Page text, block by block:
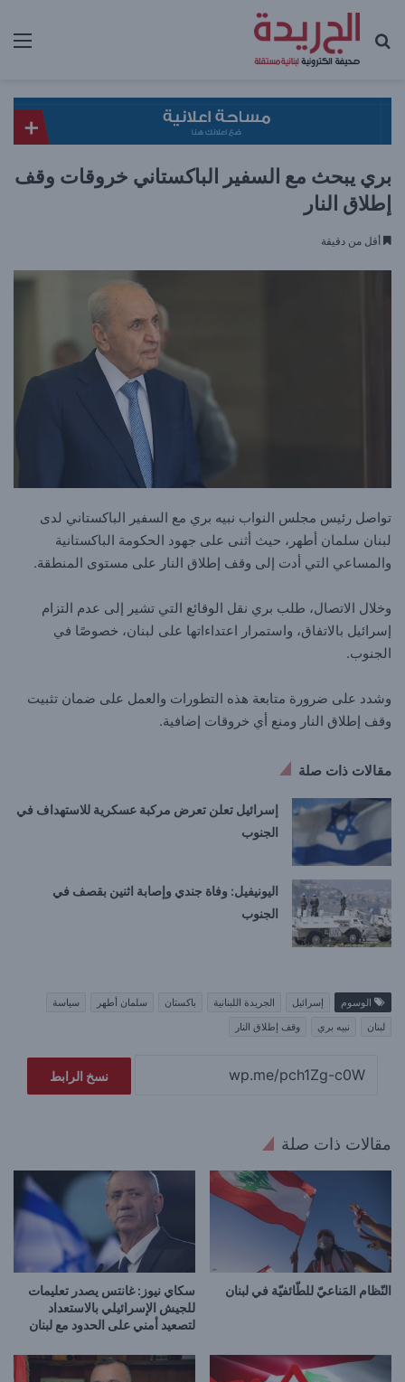
بحث عن
بري يبحث مع السفير الباكستاني خروقات وقف
إطلاق النار
أقل من دقيقة
تواصل رئيس مجلس النواب نبيه بري مع السفير الباكستاني لدى
لبنان سلمان أطهر، حيث أثنى على جهود الحكومة الباكستانية
والمساعي التي أدت إلى وقف إطلاق النار على مستوى المنطقة.
وخلال الاتصال، طلب بري نقل الوقائع التي تشير إلى عدم التزام
إسرائيل بالاتفاق، واستمرار اعتداءاتها على لبنان، خصوصًا في
الجنوب.
وشدد على ضرورة متابعة هذه التطورات والعمل على ضمان تثبيت
وقف إطلاق النار ومنع أي خروقات إضافية.
مقالات ذات صلة
إسرائيل تعلن تعرض مركبة عسكرية للاستهداف في
الجنوب
اليونيفيل: وفاة جندي وإصابة اثنين بقصف في
الجنوب
الوسوم إسرائيل الجريدة اللبنانية باكستان سلمان أطهر
سياسة
لبنان
نبيه بري وقف إطلاق النار
نسخ الرابط
مقالات ذات صلة
النّظام المَناعيّ للطّائفيّة في لبنان
سكاي نيوز: غانتس يصدر تعليمات
للجيش الإسرائيلي بالاستعداد
لتصعيد أمني على الحدود مع لبنان